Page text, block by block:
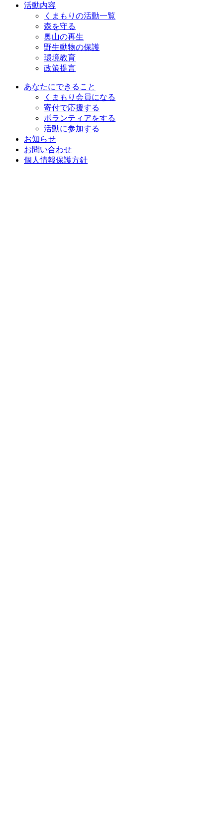
活動内容
くまもりの活動一覧
森を守る
奥山の再生
野生動物の保護
環境教育
政策提言
あなたにできること
くまもり会員になる
寄付で応援する
ボランティアをする
活動に参加する
お知らせ
お問い合わせ
個人情報保護方針